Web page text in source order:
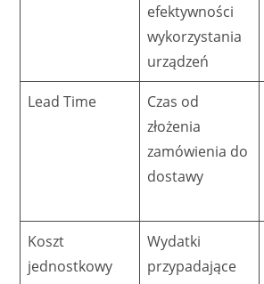
efektywności
wykorzystania
urządzeń
Lead Time
Czas od
złożenia
zamówienia do
dostawy
Koszt
jednostkowy
Wydatki
przypadające